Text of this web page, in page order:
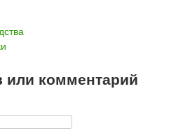
или комментарий